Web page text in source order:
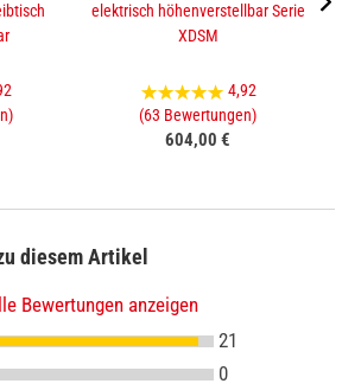
elektrisch höhenverstellbar Serie
XDSM
4,92
(63 Bewertungen)
604,00 €
diesem Artikel
Bewertungen anzeigen
21
0